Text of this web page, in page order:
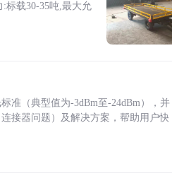
:标载30-35吨,最大允
准（典型值为-3dBm至-24dBm），并
接器问题）及解决方案，帮助用户快